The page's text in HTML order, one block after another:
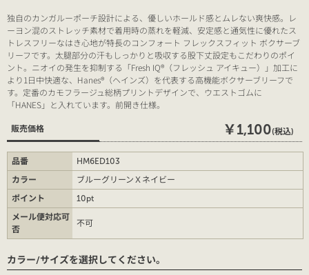
独自のカンガルーポーチ設計による、優しいホールド感とムレない爽快感。レ
ーヨン混のストレッチ素材で着用時の蒸れを軽減、安定感と通気性に優れたス
トレスフリーなはき心地が特長のコンフォート フレックスフィット ボクサーブ
リーフです。太腿部分の汗もしっかりと吸収する股下丈設定もこだわりのポイ
ント。ニオイの発生を抑制する「Fresh IQ®（フレッシュ アイキュー）」加工に
より1日中快適な、Hanes®（ヘインズ）を代表する高機能ボクサーブリーフで
す。定番のカモフラージュ総柄プリントデザインで、ウエストゴムに
「HANES」と入れています。前開き仕様。
販売価格 ￥1,100(税込)
品番
HM6ED103
カラー
ブルーグリーンＸネイビー
ポイント
10pt
メール便対応可
否
不可
カラー/サイズを選択してください。